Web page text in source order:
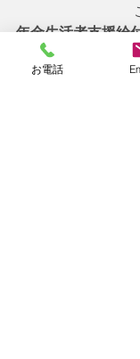
こ
年金生活者支援給
回の老齢年金生活
給付金の
お電話